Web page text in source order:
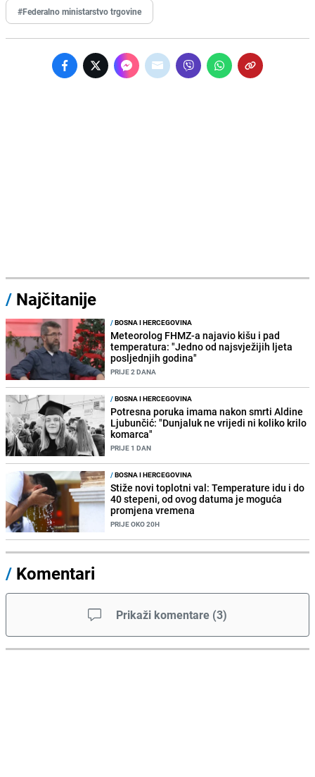
#Federalno ministarstvo trgovine
/ Najčitanije
/BOSNA I HERCEGOVINA
Meteorolog FHMZ-a najavio kišu i pad
temperatura: "Jedno od najsvježijih ljeta
posljednjih godina"
PRIJE 2 DANA
/BOSNA I HERCEGOVINA
Potresna poruka imama nakon smrti Aldine
Ljubunčić: "Dunjaluk ne vrijedi ni koliko krilo
komarca"
PRIJE 1 DAN
/BOSNA I HERCEGOVINA
Stiže novi toplotni val: Temperature idu i do
40 stepeni, od ovog datuma je moguća
promjena vremena
PRIJE OKO 20H
/ Komentari
Prikaži komentare (3)